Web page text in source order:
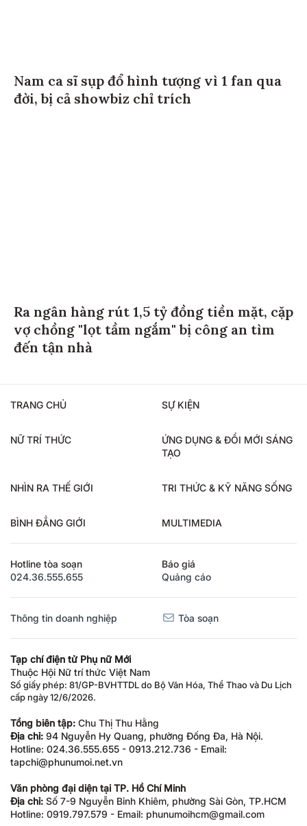
Nam ca sĩ sụp đổ hình tượng vì 1 fan qua
đời, bị cả showbiz chỉ trích
Ra ngân hàng rút 1,5 tỷ đồng tiền mặt, cặp
vợ chồng "lọt tầm ngắm" bị công an tìm
đến tận nhà
TRANG CHỦ SỰ KIỆN
NỮ TRÍ THỨC
ỨNG DỤNG & ĐỔI MỚI SÁNG
TẠO
NHÌN RA THẾ GIỚI TRI THỨC & KỸ NĂNG SỐNG
BÌNH ĐẲNG GIỚI MULTIMEDIA
Hotline tòa soạn
024.36.555.655
Báo giá
Quảng cáo
Thông tin doanh nghiệp Tòa soạn
Tạp chí điện tử Phụ nữ Mới
Thuộc Hội Nữ trí thức Việt Nam
Số giấy phép: 81/GP-BVHTTDL do Bộ Văn Hóa, Thể Thao và Du Lịch
cấp ngày 12/6/2026.
Tổng biên tập: Chu Thị Thu Hằng
Địa chỉ: 94 Nguyễn Hy Quang, phường Đống Đa, Hà Nội.
Hotline: 024.36.555.655 - 0913.212.736 - Email:
tapchi@phunumoi.net.vn
Văn phòng đại diện tại TP. Hồ Chí Minh
Địa chỉ: Số 7-9 Nguyễn Bỉnh Khiêm, phường Sài Gòn, TP.HCM
Hotline: 0919.797.579 - Email: phunumoihcm@gmail.com